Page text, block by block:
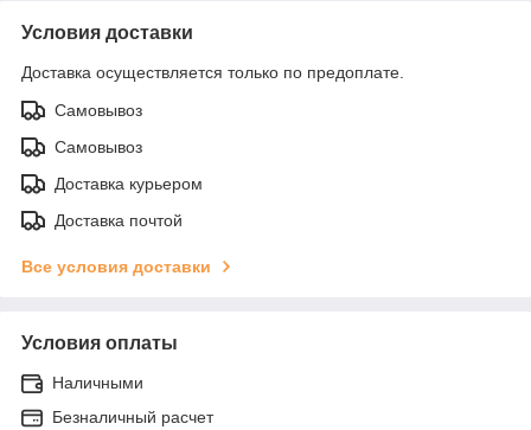
Условия доставки
Доставка осуществляется только по предоплате.
Самовывоз
Самовывоз
Доставка курьером
Доставка почтой
Все условия доставки
Условия оплаты
Наличными
Безналичный расчет